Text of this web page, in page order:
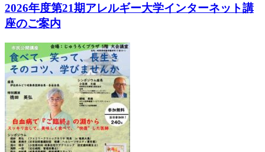
2026年度第21期アレルギー大学インターネット講
座のご案内